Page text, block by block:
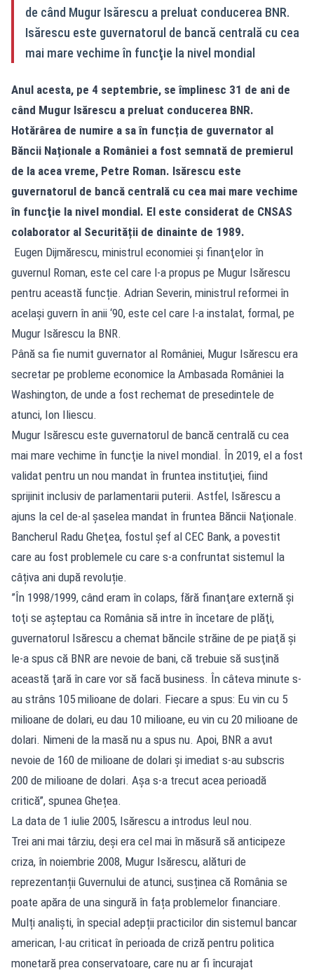
de când Mugur Isărescu a preluat conducerea BNR.
Isărescu este guvernatorul de bancă centrală cu cea
mai mare vechime în funcţie la nivel mondial
Anul acesta, pe 4 septembrie, se împlinesc 31 de ani de
când Mugur Isărescu a preluat conducerea BNR.
Hotărârea de numire a sa în funcția de guvernator al
Băncii Naționale a României a fost semnată de premierul
de la acea vreme, Petre Roman. Isărescu este
guvernatorul de bancă centrală cu cea mai mare vechime
în funcţie la nivel mondial. El este considerat de CNSAS
colaborator al Securității de dinainte de 1989.
Eugen Dijmărescu, ministrul economiei şi finanţelor în
guvernul Roman, este cel care l-a propus pe Mugur Isărescu
pentru această funcție. Adrian Severin, ministrul reformei în
acelaşi guvern în anii ‘90, este cel care l-a instalat, formal, pe
Mugur Isărescu la BNR.
Până sa fie numit guvernator al României, Mugur Isărescu era
secretar pe probleme economice la Ambasada României la
Washington, de unde a fost rechemat de presedintele de
atunci, Ion Iliescu.
Mugur Isărescu este guvernatorul de bancă centrală cu cea
mai mare vechime în funcţie la nivel mondial. În 2019, el a fost
validat pentru un nou mandat în fruntea instituţiei, fiind
sprijinit inclusiv de parlamentarii puterii. Astfel, Isărescu a
ajuns la cel de-al şaselea mandat în fruntea Băncii Naţionale.
Bancherul Radu Gheţea, fostul șef al CEC Bank, a povestit
care au fost problemele cu care s-a confruntat sistemul la
câțiva ani după revoluție.
”În 1998/1999, când eram în colaps, fără finanţare externă şi
toţi se aşteptau ca România să intre în încetare de plăţi,
guvernatorul Isărescu a chemat băncile străine de pe piaţă şi
le-a spus că BNR are nevoie de bani, că trebuie să susţină
această ţară în care vor să facă business. În câteva minute s-
au strâns 105 milioane de dolari. Fiecare a spus: Eu vin cu 5
milioane de dolari, eu dau 10 milioane, eu vin cu 20 milioane de
dolari. Nimeni de la masă nu a spus nu. Apoi, BNR a avut
nevoie de 160 de milioane de dolari şi imediat s-au subscris
200 de milioane de dolari. Aşa s-a trecut acea perioadă
critică”, spunea Ghețea.
La data de 1 iulie 2005, Isărescu a introdus leul nou.
Trei ani mai târziu, deși era cel mai în măsură să anticipeze
criza, în noiembrie 2008, Mugur Isărescu, alături de
reprezentanții Guvernului de atunci, susținea că România se
poate apăra de una singură în fața problemelor financiare.
Mulți analiști, în special adepții practicilor din sistemul bancar
american, l-au criticat în perioada de criză pentru politica
monetară prea conservatoare, care nu ar fi încurajat